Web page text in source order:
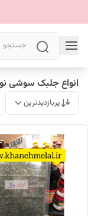
انواع جلبک سوشی
پربازدیدترین